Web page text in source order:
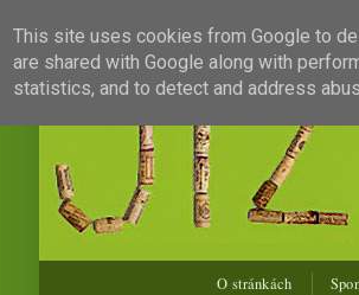
O stránkách
This site uses cookies from Google to
are shared with Google along with
statistics, and to detect and address